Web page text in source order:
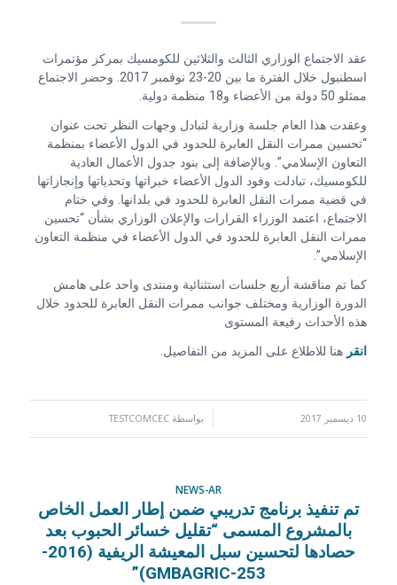
عقد الاجتماع الوزاري الثالث والثلاثين للكومسيك بمركز مؤتمرات
اسطنبول خلال الفترة ما بين 20-23 نوفمبر 2017. وحضر الاجتماع
ممثلو 50 دولة من الأعضاء و18 منظمة دولية.
وعقدت هذا العام جلسة وزارية لتبادل وجهات النظر تحت عنوان
“تحسين ممرات النقل العابرة للحدود في الدول الأعضاء بمنظمة
التعاون الإسلامي”. وبالإضافة إلى بنود جدول الأعمال العادية
للكومسيك، تبادلت وفود الدول الأعضاء خبراتها وتحدياتها وإنجازاتها
في قضية ممرات النقل العابرة للحدود في بلدانها. وفي ختام
الاجتماع، اعتمد الوزراء القرارات والإعلان الوزاري بشأن “تحسين
ممرات النقل العابرة للحدود في الدول الأعضاء في منظمة التعاون
الإسلامي”.
كما تم مناقشة أربع جلسات استثنائية ومنتدى واحد على هامش
الدورة الوزارية ومختلف جوانب ممرات النقل العابرة للحدود خلال
هذه الأحداث رفيعة المستوى
انقر هنا للاطلاع على المزيد من التفاصيل.
10 ديسمبر 2017 بواسطةTESTCOMCEC
NEWS-AR
تم تنفيذ برنامج تدريبي ضمن إطار العمل الخاص
بالمشروع المسمى “تقليل خسائر الحبوب بعد
حصادها لتحسين سبل المعيشة الريفية (2016-
GMBAGRIC-253)”